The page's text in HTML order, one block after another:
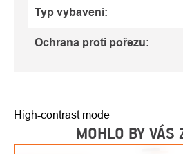
Typ vybavení:
Ochrana proti pořezu:
High-contrast mode
MOHLO BY VÁS